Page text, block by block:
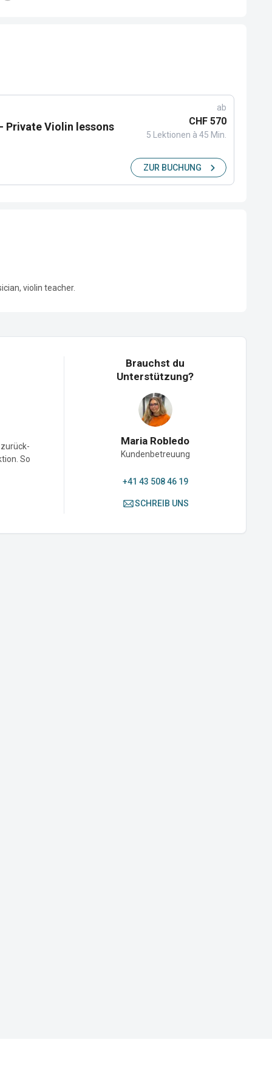
Private Violin lessons
ab
CHF 570
5 Lektionen à 45 Min.
ZUR BUCHUNG
violin teacher.
So
Brauchst du
Unterstützung?
Maria Robledo
Kundenbetreuung
+41 43 508 46 19
SCHREIB UNS